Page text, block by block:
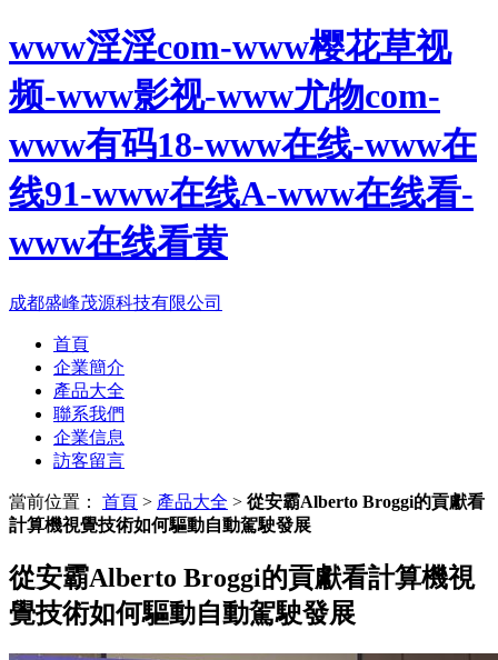
www淫淫com-www樱花草视
频-www影视-www尤物com-
www有码18-www在线-www在
线91-www在线A-www在线看-
www在线看黄
成都盛峰茂源科技有限公司
首頁
企業簡介
產品大全
聯系我們
企業信息
訪客留言
當前位置： 首頁 > 產品大全 > 從安霸Alberto Broggi的貢獻看
計算機視覺技術如何驅動自動駕駛發展
從安霸Alberto Broggi的貢獻看計算機視
覺技術如何驅動自動駕駛發展